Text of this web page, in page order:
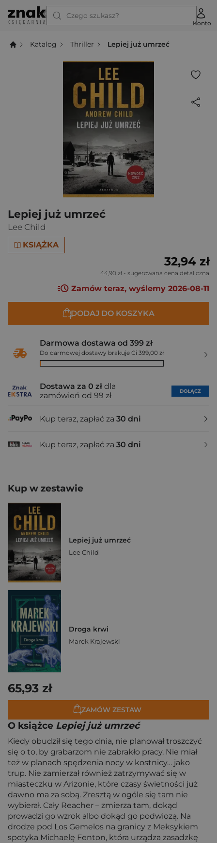
Czego szukasz?
Konto
Katalog Thriller Lepiej już umrzeć
Lepiej już umrzeć
Lee Child
KSIĄŻKA
32,94 zł
44,90 zł - sugerowana cena detaliczna
Zamów teraz, wyślemy 2026-08-11
DODAJ DO KOSZYKA
Darmowa dostawa od 399 zł
Do darmowej dostawy brakuje Ci 399,00 zł
Dostawa za 0 zł dla
zamówień od 99 zł
DOŁĄCZ
Kup teraz, zapłać za 30 dni
Kup teraz, zapłać za 30 dni
Kup w zestawie
Lepiej już umrzeć
Lee Child
Droga krwi
Marek Krajewski
65,93 zł
ZAMÓW ZESTAW
O książce Lepiej już umrzeć
Kiedy obudził się tego dnia, nie planował troszczyć
się o to, by grabarzom nie zabrakło pracy. Nie miał
też w planach spędzenia nocy w kostnicy… jako
trup. Nie zamierzał również zatrzymywać się w
miasteczku w Arizonie, które czasy świetności już
dawno ma za sobą. Zresztą w ogóle się tam nie
wybierał. Cały Reacher – zmierza tam, dokąd
prowadzi go wzrok albo dokąd go podwiozą. Na
drodze pod Los Gemelos na granicy z Meksykiem
spotyka Michaelę Fenton, która urządza zasadzkę